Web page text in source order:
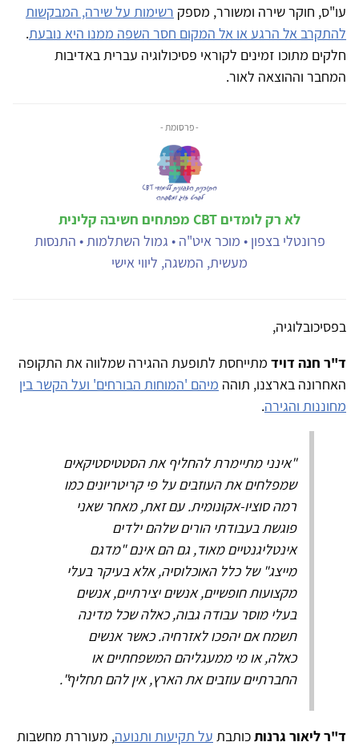
עו"ס, חוקר שירה ומשורר, מספק רשימות על שירה, המבקשות
להתקרב אל הרגע או אל המקום חסר השפה ממנו היא נובעת.
חלקים מתוכו זמינים לקוראי פסיכולוגיה עברית באדיבות
המחבר וההוצאה לאור.
- פרסומת -
לא רק לומדים CBT מפתחים חשיבה קלינית
פרונטלי בצפון • מוכר איט"ה • גמול השתלמות • התנסות
מעשית, המשגה, ליווי אישי
בפסיכובלוגיה,
ד"ר חנה דויד מתייחסת לתופעת ההגירה שמלווה את התקופה
האחרונה בארצנו, תוהה מיהם 'המוחות הבורחים' ועל הקשר בין
מחוננות והגירה.
"אינני מתיימרת להחליף את הסטטיסטיקאים
שמפלחים את העוזבים על פי קריטריונים כמו
רמה סוציו-אקונומית. עם זאת, מאחר שאני
פוגשת בעבודתי הורים שלהם ילדים
אינטליגנטיים מאוד, גם הם אינם "מדגם
מייצג" של כלל האוכלוסיה, אלא בעיקר בעלי
מקצועות חופשיים, אנשים יצירתיים, אנשים
בעלי מוסר עבודה גבוה, כאלה שכל מדינה
תשמח אם יהפכו לאזרחיה. כאשר אנשים
כאלה, או מי ממעגליהם המשפחתיים או
החברתיים עוזבים את הארץ, אין להם תחליף".
ד"ר ליאור גרנותכותבת על תקיעות ותנועה, מעוררת מחשבות